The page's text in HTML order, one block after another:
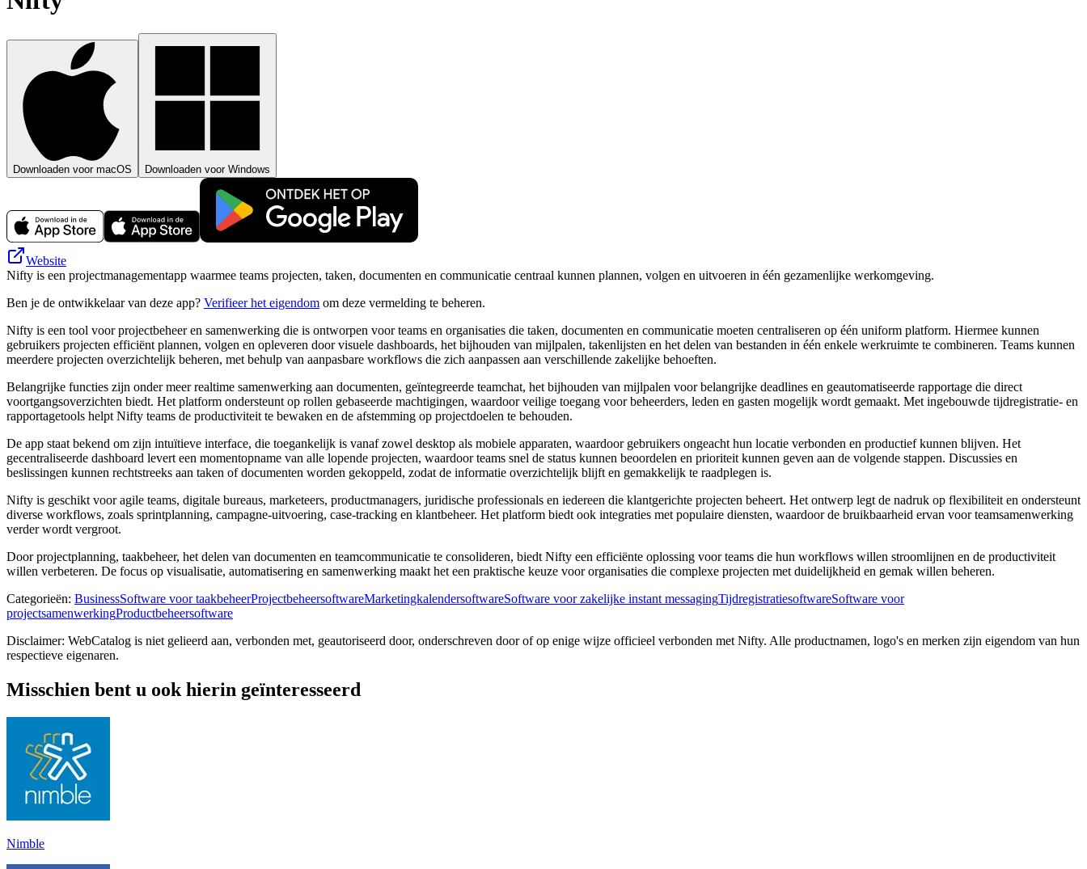
Downloaden voor macOS Downloaden voor Windows
Website
Nifty is een projectmanagementapp waarmee teams projecten, taken, documenten en communicatie centraal kunnen plannen, volgen en uitvoeren in één gezamenlijke werkomgeving.
Ben je de ontwikkelaar van deze app? Verifieer het eigendom om deze vermelding te beheren.
Nifty is een tool voor projectbeheer en samenwerking die is ontworpen voor teams en organisaties die taken, documenten en communicatie moeten centraliseren op één uniform platform. Hiermee kunnen
gebruikers projecten efficiënt plannen, volgen en opleveren door visuele dashboards, het bijhouden van mijlpalen, takenlijsten en het delen van bestanden in één enkele werkruimte te combineren. Teams kunnen
meerdere projecten overzichtelijk beheren, met behulp van aanpasbare workflows die zich aanpassen aan verschillende zakelijke behoeften.
Belangrijke functies zijn onder meer realtime samenwerking aan documenten, geïntegreerde teamchat, het bijhouden van mijlpalen voor belangrijke deadlines en geautomatiseerde rapportage die direct
voortgangsoverzichten biedt. Het platform ondersteunt op rollen gebaseerde machtigingen, waardoor veilige toegang voor beheerders, leden en gasten mogelijk wordt gemaakt. Met ingebouwde tijdregistratie- en
rapportagetools helpt Nifty teams de productiviteit te bewaken en de afstemming op projectdoelen te behouden.
De app staat bekend om zijn intuïtieve interface, die toegankelijk is vanaf zowel desktop als mobiele apparaten, waardoor gebruikers ongeacht hun locatie verbonden en productief kunnen blijven. Het
gecentraliseerde dashboard levert een momentopname van alle lopende projecten, waardoor teams snel de status kunnen beoordelen en prioriteit kunnen geven aan de volgende stappen. Discussies en
beslissingen kunnen rechtstreeks aan taken of documenten worden gekoppeld, zodat de informatie overzichtelijk blijft en gemakkelijk te raadplegen is.
Nifty is geschikt voor agile teams, digitale bureaus, marketeers, productmanagers, juridische professionals en iedereen die klantgerichte projecten beheert. Het ontwerp legt de nadruk op flexibiliteit en ondersteunt
diverse workflows, zoals sprintplanning, campagne-uitvoering, case-tracking en klantbeheer. Het platform biedt ook integraties met populaire diensten, waardoor de bruikbaarheid ervan voor teamsamenwerking
verder wordt vergroot.
Door projectplanning, taakbeheer, het delen van documenten en teamcommunicatie te consolideren, biedt Nifty een efficiënte oplossing voor teams die hun workflows willen stroomlijnen en de productiviteit
willen verbeteren. De focus op visualisatie, automatisering en samenwerking maakt het een praktische keuze voor organisaties die complexe projecten met duidelijkheid en gemak willen beheren.
Categorieën: BusinessSoftware voor taakbeheerProjectbeheersoftwareMarketingkalendersoftwareSoftware voor zakelijke instant messagingTijdregistratiesoftwareSoftware voor
projectsamenwerkingProductbeheersoftware
Disclaimer: WebCatalog is niet gelieerd aan, verbonden met, geautoriseerd door, onderschreven door of op enige wijze officieel verbonden met Nifty. Alle productnamen, logo's en merken zijn eigendom van hun
respectieve eigenaren.
Misschien bent u ook hierin geïnteresseerd
Nimble